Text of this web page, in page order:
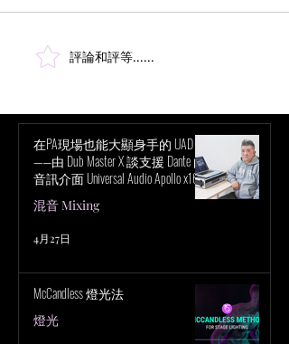
Marc Urselli： VENUE | S6L 混音
評論和評等......
在PA現場也能大顯身手的 UAD！
——由 Dub Master X 談支援 Dante 的
音訊介面 Universal Audio Apollo x16D
的魅力
混音 Mixing
4月27日
McCandless 燈光法
燈光